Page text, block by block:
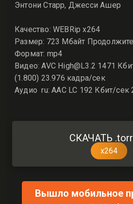
Энтони Старр, Джесси Ашер
Качество: WEBRip x264
Размер: 723 Мбайт
Формат: mp4
Видео: AVC High@L3.2 1471
(1.800) 23.976 кадра/сек
Аудио ru: AAC LC 192 Кбит/сек
СКАЧАТЬ
x264
Вышло мобильное